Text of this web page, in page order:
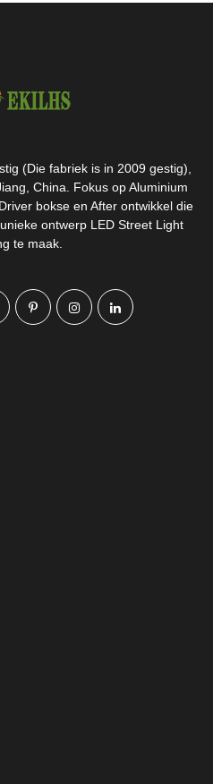
(Die fabriek is in 2009 gestig),
China. Fokus op Aluminium
bokse en After ontwikkel die
ontwerp LED Street Light
te maak.